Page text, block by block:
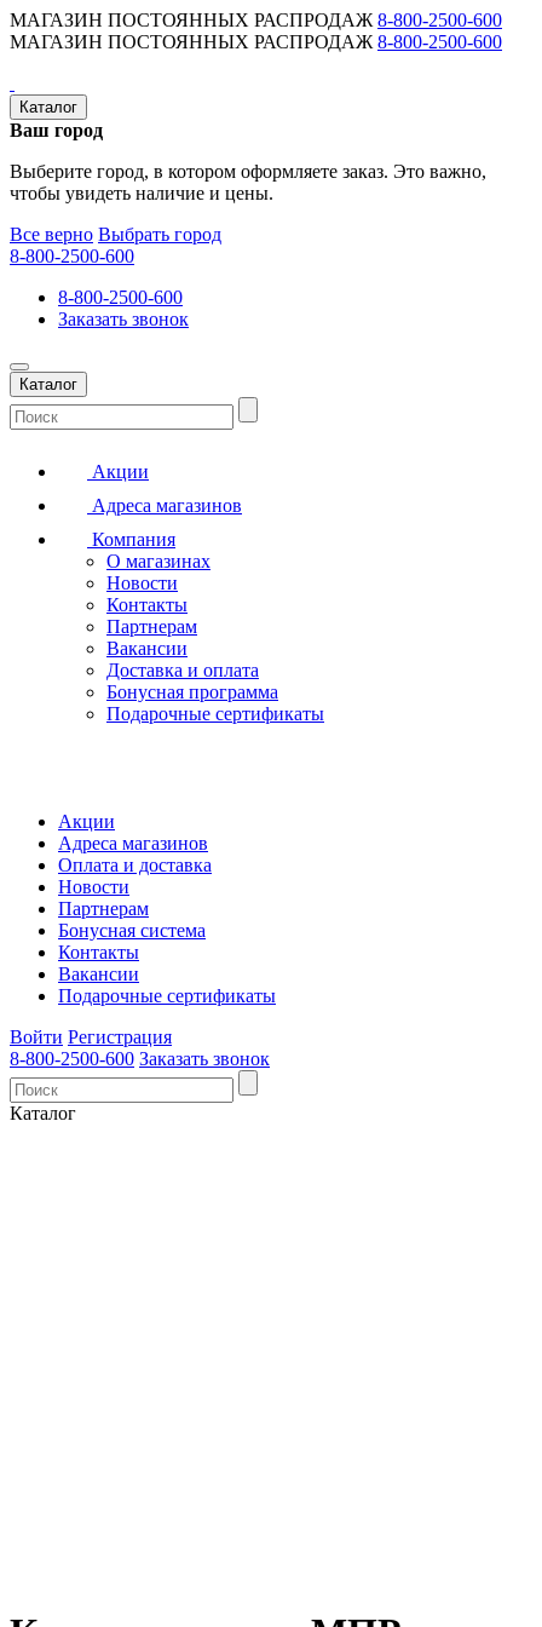
МАГАЗИН ПОСТОЯННЫХ РАСПРОДАЖ 8-800-2500-600
МАГАЗИН ПОСТОЯННЫХ РАСПРОДАЖ 8-800-2500-600
Каталог
Ваш город
Выберите город, в котором оформляете заказ. Это важно,
чтобы увидеть наличие и цены.
Все верно Выбрать город
8-800-2500-600
8-800-2500-600
Заказать звонок
Каталог
Акции
Адреса магазинов
Компания
О магазинах
Новости
Контакты
Партнерам
Вакансии
Доставка и оплата
Бонусная программа
Подарочные сертификаты
Акции
Адреса магазинов
Оплата и доставка
Новости
Партнерам
Бонусная система
Контакты
Вакансии
Подарочные сертификаты
Войти Регистрация
8-800-2500-600 Заказать звонок
Каталог